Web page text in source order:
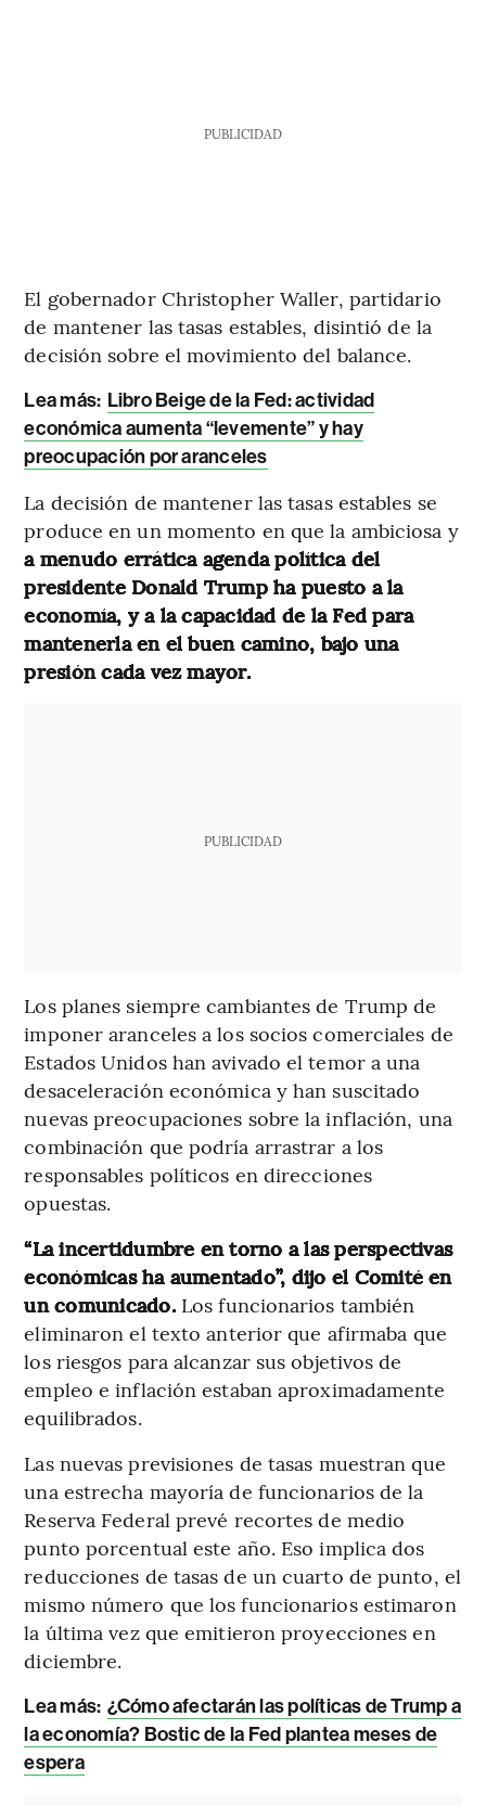
PUBLICIDAD
El gobernador Christopher Waller, partidario
de mantener las tasas estables, disintió de la
decisión sobre el movimiento del balance.
Lea más: Libro Beige de la Fed: actividad
económica aumenta “levemente” y hay
preocupación por aranceles
La decisión de mantener las tasas estables se
produce en un momento en que la ambiciosa y
a menudo errática agenda política del
presidente Donald Trump ha puesto a la
economía, y a la capacidad de la Fed para
mantenerla en el buen camino, bajo una
presión cada vez mayor.
PUBLICIDAD
Los planes siempre cambiantes de Trump de
imponer aranceles a los socios comerciales de
Estados Unidos han avivado el temor a una
desaceleración económica y han suscitado
nuevas preocupaciones sobre la inflación, una
combinación que podría arrastrar a los
responsables políticos en direcciones
opuestas.
“La incertidumbre en torno a las perspectivas
económicas ha aumentado”, dijo el Comité en
un comunicado. Los funcionarios también
eliminaron el texto anterior que afirmaba que
los riesgos para alcanzar sus objetivos de
empleo e inflación estaban aproximadamente
equilibrados.
Las nuevas previsiones de tasas muestran que
una estrecha mayoría de funcionarios de la
Reserva Federal prevé recortes de medio
punto porcentual este año. Eso implica dos
reducciones de tasas de un cuarto de punto, el
mismo número que los funcionarios estimaron
la última vez que emitieron proyecciones en
diciembre.
Lea más: ¿Cómo afectarán las políticas de Trump a
la economía? Bostic de la Fed plantea meses de
espera